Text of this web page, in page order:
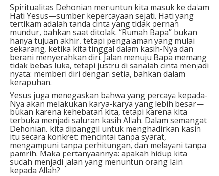
Spiritualitas Dehonian menuntun kita masuk ke dalam
Hati Yesus—sumber kepercayaan sejati. Hati yang
tertikam adalah tanda cinta yang tidak pernah
mundur, bahkan saat ditolak. “Rumah Bapa” bukan
hanya tujuan akhir, tetapi pengalaman yang mulai
sekarang, ketika kita tinggal dalam kasih-Nya dan
berani menyerahkan diri. Jalan menuju Bapa memang
tidak bebas luka, tetapi justru di sanalah cinta menjadi
nyata: memberi diri dengan setia, bahkan dalam
kerapuhan.
Yesus juga menegaskan bahwa yang percaya kepada-
Nya akan melakukan karya-karya yang lebih besar—
bukan karena kehebatan kita, tetapi karena kita
terbuka menjadi saluran kasih Allah. Dalam semangat
Dehonian, kita dipanggil untuk menghadirkan kasih
itu secara konkret: mencintai tanpa syarat,
mengampuni tanpa perhitungan, dan melayani tanpa
pamrih. Maka pertanyaannya: apakah hidup kita
sudah menjadi jalan yang menuntun orang lain
kepada Allah?